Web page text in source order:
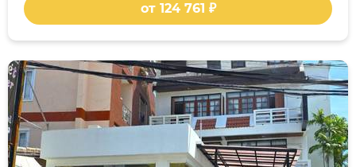
от 124 761 ₽